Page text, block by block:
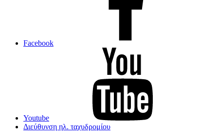
Facebook
Youtube
Διεύθυνση ηλ. ταχυδρομίου